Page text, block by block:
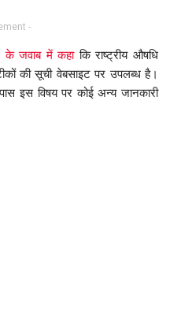
-
के जवाब में कहाकि राष्ट्रीय औषधि
की सूची वेबसाइट पर उपलब्ध है।
इस विषय पर कोई अन्य जानकारी